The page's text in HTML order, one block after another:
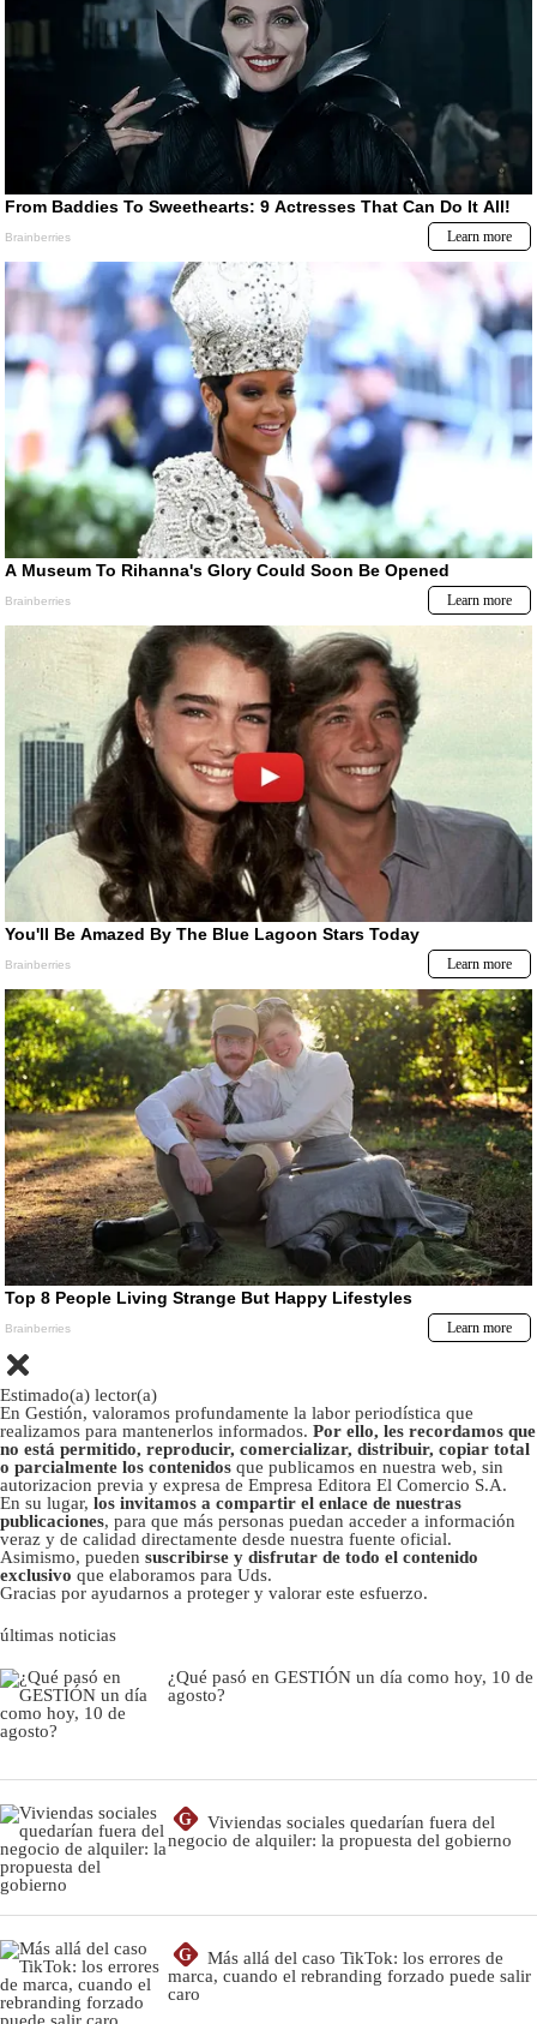
Estimado(a) lector(a)
En Gestión, valoramos profundamente la labor periodística que
realizamos para mantenerlos informados. Por ello, les recordamos que
no está permitido, reproducir, comercializar, distribuir, copiar total
o parcialmente los contenidos que publicamos en nuestra web, sin
autorizacion previa y expresa de Empresa Editora El Comercio S.A.
En su lugar, los invitamos a compartir el enlace de nuestras
publicaciones, para que más personas puedan acceder a información
veraz y de calidad directamente desde nuestra fuente oficial.
Asimismo, pueden suscribirse y disfrutar de todo el contenido
exclusivo que elaboramos para Uds.
Gracias por ayudarnos a proteger y valorar este esfuerzo.
últimas noticias
¿Qué pasó en GESTIÓN un día como hoy, 10 de
agosto?
G
Viviendas sociales quedarían fuera del
negocio de alquiler: la propuesta del gobierno
G
Más allá del caso TikTok: los errores de
marca, cuando el rebranding forzado puede salir
caro